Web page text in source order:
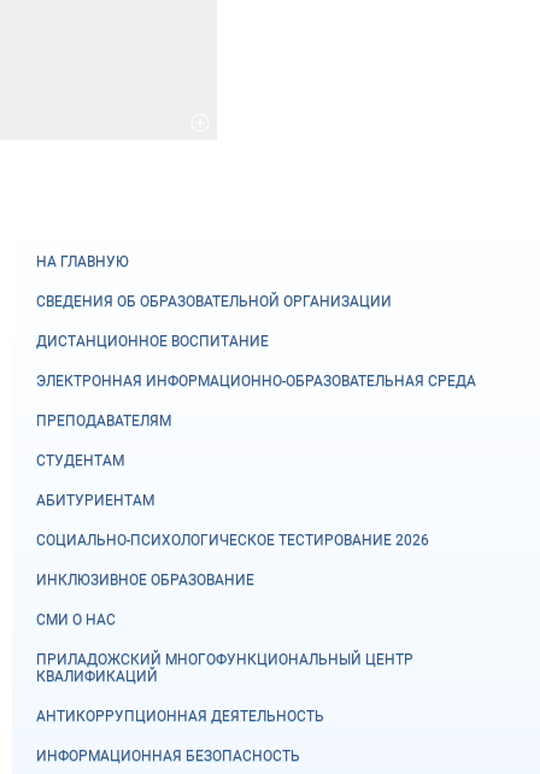
НА ГЛАВНУЮ
СВЕДЕНИЯ ОБ ОБРАЗОВАТЕЛЬНОЙ ОРГАНИЗАЦИИ
ДИСТАНЦИОННОЕ ВОСПИТАНИЕ
ЭЛЕКТРОННАЯ ИНФОРМАЦИОННО-ОБРАЗОВАТЕЛЬНАЯ СРЕДА
ПРЕПОДАВАТЕЛЯМ
СТУДЕНТАМ
АБИТУРИЕНТАМ
СОЦИАЛЬНО-ПСИХОЛОГИЧЕСКОЕ ТЕСТИРОВАНИЕ 2026
ИНКЛЮЗИВНОЕ ОБРАЗОВАНИЕ
СМИ О НАС
ПРИЛАДОЖСКИЙ МНОГОФУНКЦИОНАЛЬНЫЙ ЦЕНТР
КВАЛИФИКАЦИЙ
АНТИКОРРУПЦИОННАЯ ДЕЯТЕЛЬНОСТЬ
ИНФОРМАЦИОННАЯ БЕЗОПАСНОСТЬ